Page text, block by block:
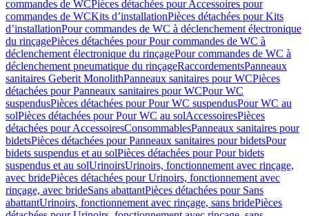
commandes de WCPièces détachées pour Accessoires pour
commandes de WCKits d’installationPièces détachées pour Kits
d’installationPour commandes de WC à déclenchement électronique
du rinçagePièces détachées pour Pour commandes de WC à
déclenchement électronique du rinçagePour commandes de WC à
déclenchement pneumatique du rinçageRaccordementsPanneaux
sanitaires Geberit MonolithPanneaux sanitaires pour WCPièces
détachées pour Panneaux sanitaires pour WCPour WC
suspendusPièces détachées pour Pour WC suspendusPour WC au
solPièces détachées pour Pour WC au solAccessoiresPièces
détachées pour AccessoiresConsommablesPanneaux sanitaires pour
bidetsPièces détachées pour Panneaux sanitaires pour bidetsPour
bidets suspendus et au solPièces détachées pour Pour bidets
suspendus et au solUrinoirsUrinoirs, fonctionnement avec rinçage,
avec bridePièces détachées pour Urinoirs, fonctionnement avec
rinçage, avec brideSans abattantPièces détachées pour Sans
abattantUrinoirs, fonctionnement avec rinçage, sans bridePièces